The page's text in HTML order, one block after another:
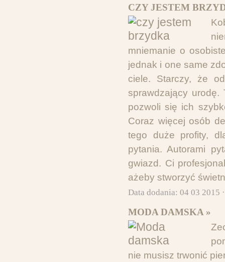
CZY JESTEM
mniemanie o
jednak i one same
ciele. Starczy, że
sprawdzający urodę.
pozwoli się ich
Coraz więcej osób
tego duże profity,
pytania. Autorami
gwiazd. Ci
ażeby stworzyć
Data dodania: 04 03 2015
MODA DAMSKA »
nie musisz trwonić